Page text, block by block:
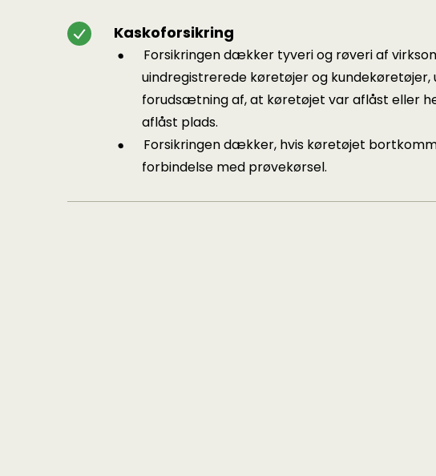
Kaskoforsikring
Forsikringen dækker tyveri og røveri af
uindregistrerede køretøjer og kundekøretøjer,
forudsætning af, at køretøjet var aflåst eller
aflåst plads.
Forsikringen dækker, hvis køretøjet
forbindelse med prøvekørsel.